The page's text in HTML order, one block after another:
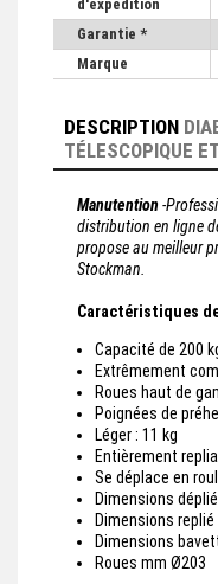
d'expédition
Garantie *
Marque
DESCRIPTION
TÉLESCOPIQUE
Manutention-
distribution en ligne
propose au meilleur
Stockman.
Caractéristiques
Capacité de 200
Extrêmement
Roues haut de
Poignées de
Léger : 11 kg
Entièrement
Se déplace en
Dimensions
Dimensions
Dimensions
Roues mm Ø203